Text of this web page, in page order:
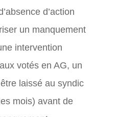
d’action
un manquement
intervention
votés en AG, un
laissé au syndic
mois) avant de